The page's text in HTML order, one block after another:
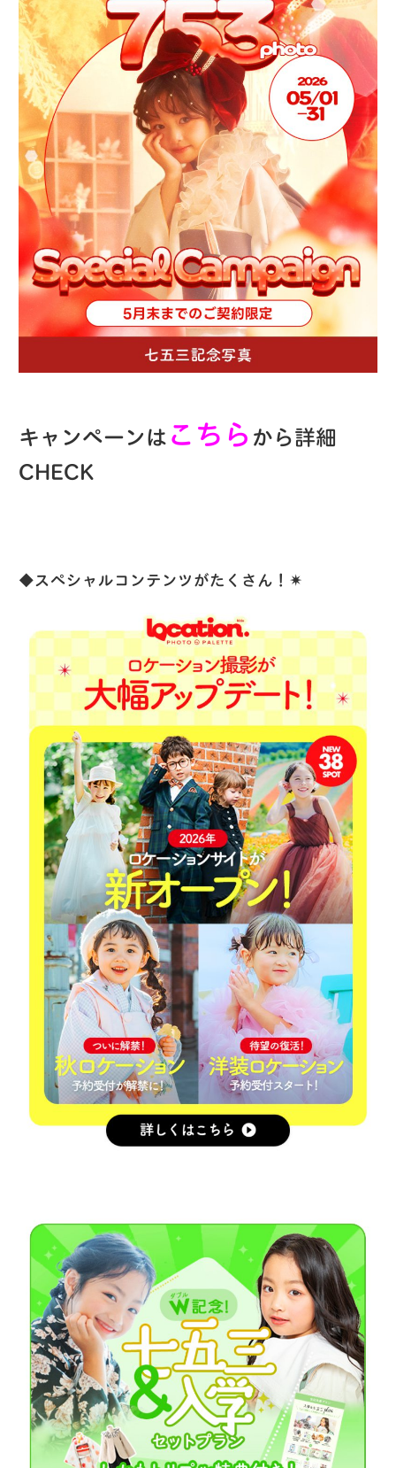
キャンペーンは こちら から詳細
CHECK
◆スペシャルコンテンツがたくさん！✴︎